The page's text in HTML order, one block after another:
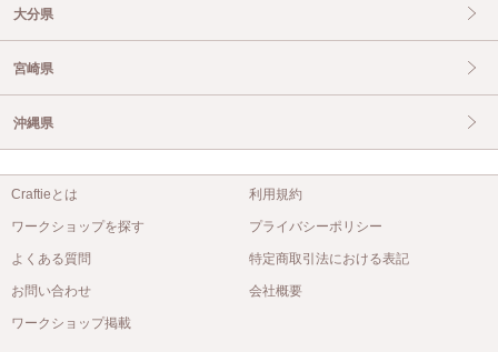
大分県
宮崎県
沖縄県
Craftieとは
ワークショップを探す
よくある質問
お問い合わせ
ワークショップ掲載
利用規約
プライバシーポリシー
特定商取引法における表記
会社概要